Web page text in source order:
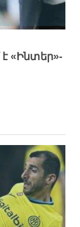
«Ինտեր»-